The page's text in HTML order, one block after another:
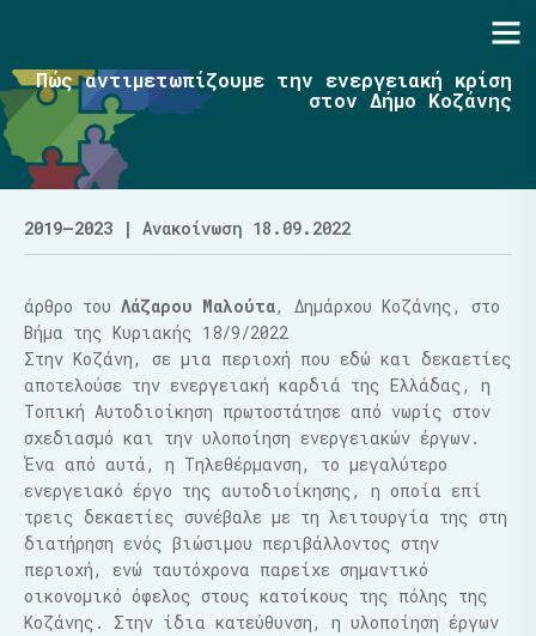
Πώς αντιμετωπίζουμε την ενεργειακή κρίση
στον Δήμο Κοζάνης
2019–2023 | Ανακοίνωση 18.09.2022
άρθρο του Λάζαρου Μαλούτα, Δημάρχου Κοζάνης, στο
Βήμα της Κυριακής 18/9/2022
Στην Κοζάνη, σε μια περιοχή που εδώ και δεκαετίες
αποτελούσε την ενεργειακή καρδιά της Ελλάδας, η
Τοπική Αυτοδιοίκηση πρωτοστάτησε από νωρίς στον
σχεδιασμό και την υλοποίηση ενεργειακών έργων.
Ένα από αυτά, η Τηλεθέρμανση, το μεγαλύτερο
ενεργειακό έργο της αυτοδιοίκησης, η οποία επί
τρεις δεκαετίες συνέβαλε με τη λειτουργία της στη
διατήρηση ενός βιώσιμου περιβάλλοντος στην
περιοχή, ενώ ταυτόχρονα παρείχε σημαντικό
οικονομικό όφελος στους κατοίκους της πόλης της
Κοζάνης. Στην ίδια κατεύθυνση, η υλοποίηση έργων